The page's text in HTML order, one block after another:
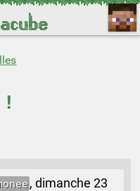
!
,dimanche 23